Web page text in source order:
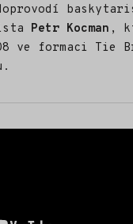
Petr Kocman ,
ve formaci Tie